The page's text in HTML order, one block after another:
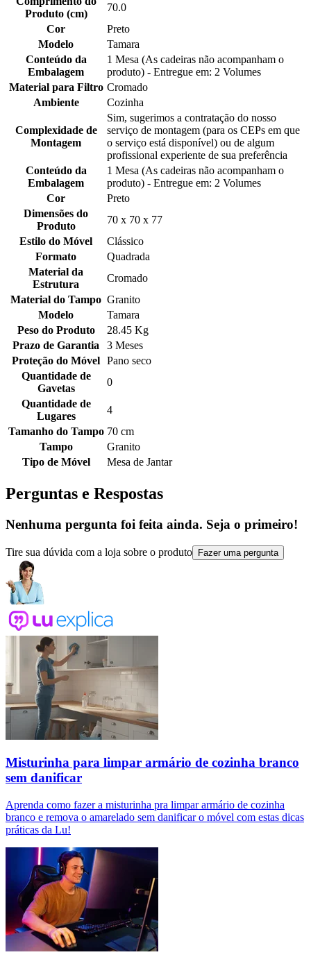
Produto (cm)
70.0
Cor
Preto
Modelo
Tamara
Conteúdo da
Embalagem
1 Mesa (As cadeiras não acompanham o
produto) - Entregue em: 2 Volumes
Material para Filtro Cromado
Ambiente
Cozinha
Complexidade de
Montagem
Sim, sugerimos a contratação do nosso
serviço de montagem (para os CEPs em que
o serviço está disponível) ou de algum
profissional experiente de sua preferência
Conteúdo da
Embalagem
1 Mesa (As cadeiras não acompanham o
produto) - Entregue em: 2 Volumes
Cor
Preto
Dimensões do
Produto
70 x 70 x 77
Estilo do Móvel
Clássico
Formato
Quadrada
Material da
Estrutura
Cromado
Material do Tampo Granito
Modelo
Tamara
Peso do Produto
28.45 Kg
Prazo de Garantia
3 Meses
Proteção do Móvel Pano seco
Quantidade de
Gavetas
0
Quantidade de
Lugares
4
Tamanho do Tampo 70 cm
Tampo
Granito
Tipo de Móvel
Mesa de Jantar
Perguntas e Respostas
Nenhuma pergunta foi feita ainda. Seja o primeiro!
Tire sua dúvida com a loja sobre o produto Fazer uma pergunta
Misturinha para limpar armário de cozinha branco
sem danificar
Aprenda como fazer a misturinha pra limpar armário de cozinha
branco e remova o amarelado sem danificar o móvel com estas dicas
práticas da Lu!